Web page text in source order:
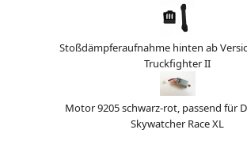
Stoßdämpferaufnahme hinten ab
Truckfighter II
Motor 9205 schwarz-rot, passend für
Skywatcher Race XL